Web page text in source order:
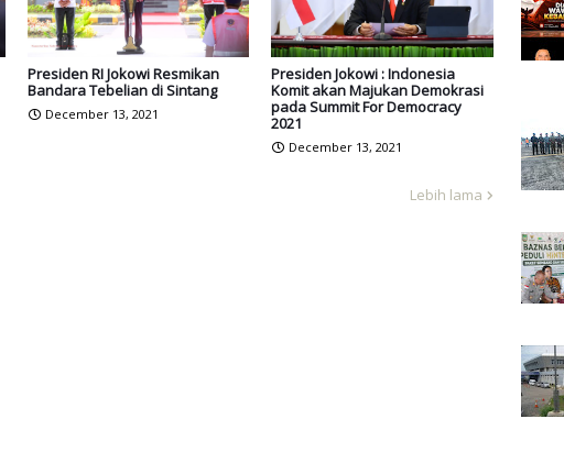
Presiden RI Jokowi Resmikan
Bandara Tebelian di Sintang
December 13, 2021
Presiden Jokowi : Indonesia
Komit akan Majukan Demokrasi
pada Summit For Democracy
2021
December 13, 2021
Lebih lama